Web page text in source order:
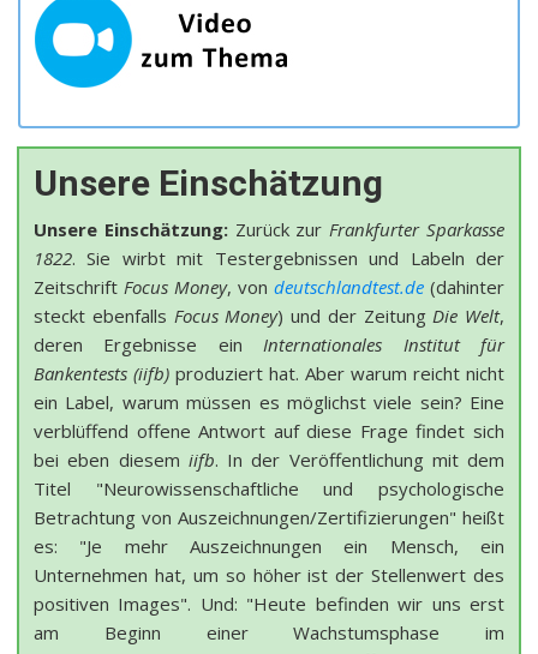
Unsere Einschätzung
Unsere Einschätzung:Zurück zurFrankfurter Sparkasse
1822. Sie wirbt mit Testergebnissen und Labeln der
Zeitschrift Focus Money, von deutschlandtest.de (dahinter
steckt ebenfalls Focus Money) und der ZeitungDie Welt,
deren Ergebnisse einInternationales Institut für
Bankentests (iifb) produziert hat. Aber warum reicht nicht
ein Label, warum müssen es möglichst viele sein? Eine
verblüffend offene Antwort auf diese Frage findet sich
bei eben diesem iifb. In der Veröffentlichung mit dem
Titel "Neurowissenschaftliche und psychologische
Betrachtung von Auszeichnungen/Zertifizierungen" heißt
es: "Je mehr Auszeichnungen ein Mensch, ein
Unternehmen hat, um so höher ist der Stellenwert des
positiven Images". Und: "Heute befinden wir uns erst
am Beginn einer Wachstumsphase im